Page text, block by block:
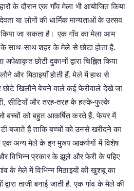
के दौरान एक गाँव मेला भी आयोजित किया
या लोगों की धार्मिक मान्यताओं के उत्सव
किया जा सकता है। एक गाँव का मेला आम
के साथ-साथ शहर के मेले से छोटा होता है.
छोटी दुकानों द्वारा चिह्नित किया
और मिठाइयाँ होती हैं. मेले में हाथ से
खिलौने बेचने वाले कई फेरीवाले देखे जा
सीटियाँ और तरह-तरह के हल्के-फुल्के
बच्चों को बहुत आकर्षित करते हैं. फेयर में
बजाते हैं ताकि बच्चों को उनसे खरीदने का
एक अन्य मेले के इन मुख्य आकर्षणों में विशेष
विभिन्न प्रकार के झूले और फेरी के पहिए
के मेले में विभिन्न मिठाइयों की खुशबू का
द्वारा ताजी बनाई जाती है. एक गांव के मेले की